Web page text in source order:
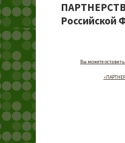
Российской
Вы можете